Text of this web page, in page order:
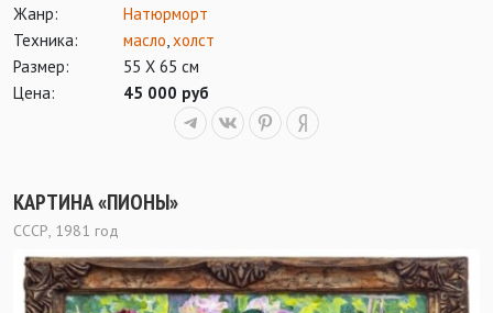
Жанр:
Натюрморт
Техника:
масло,холст
Размер:
55 Х 65 см
Цена:
45 000 руб
КАРТИНА «ПИОНЫ»
СССР, 1981 год